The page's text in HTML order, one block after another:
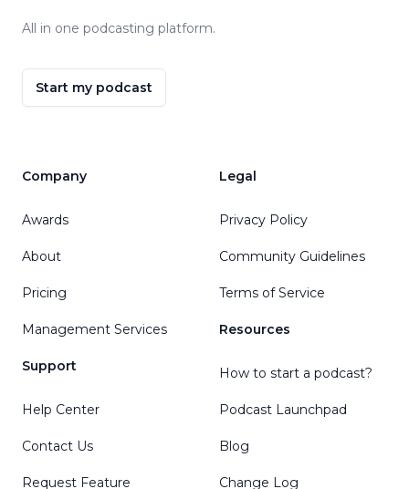
All in one podcasting platform.
Start my podcast
Company
Awards
About
Pricing
Management Services
Support
Help Center
Contact Us
Request Feature
Legal
Privacy Policy
Community Guidelines
Terms of Service
Resources
How to start a podcast?
Podcast Launchpad
Blog
Change Log